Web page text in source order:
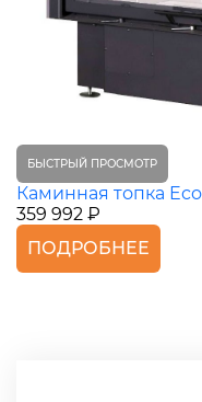
БЫСТРЫЙ ПРОСМОТР
Каминная топка
359 992 ₽
ПОДРОБНЕЕ